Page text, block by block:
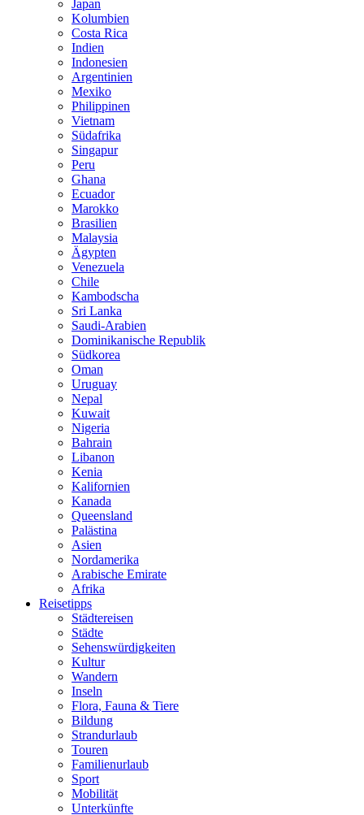
Japan
Kolumbien
Costa Rica
Indien
Indonesien
Argentinien
Mexiko
Philippinen
Vietnam
Südafrika
Singapur
Peru
Ghana
Ecuador
Marokko
Brasilien
Malaysia
Ägypten
Venezuela
Chile
Kambodscha
Sri Lanka
Saudi-Arabien
Dominikanische Republik
Südkorea
Oman
Uruguay
Nepal
Kuwait
Nigeria
Bahrain
Libanon
Kenia
Kalifornien
Kanada
Queensland
Palästina
Asien
Nordamerika
Arabische Emirate
Afrika
Reisetipps
Städtereisen
Städte
Sehenswürdigkeiten
Kultur
Wandern
Inseln
Flora, Fauna & Tiere
Bildung
Strandurlaub
Touren
Familienurlaub
Sport
Mobilität
Unterkünfte